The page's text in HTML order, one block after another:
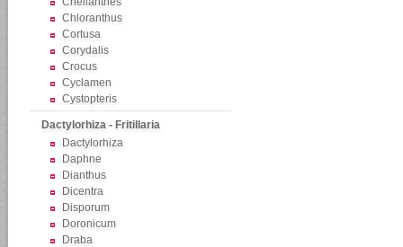
Chloranthus
Cortusa
Corydalis
Crocus
Cyclamen
Cystopteris
Dactylorhiza - Fritillaria
Dactylorhiza
Daphne
Dianthus
Dicentra
Disporum
Doronicum
Draba